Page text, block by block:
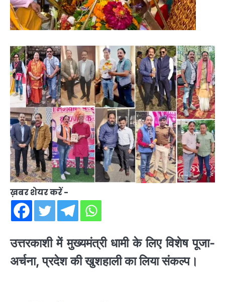
ख़बर शेयर करें -
उत्तरकाशी में मुख्यमंत्री धामी के लिए विशेष पूजा-
अर्चना, प्रदेश की खुशहाली का लिया संकल्प।